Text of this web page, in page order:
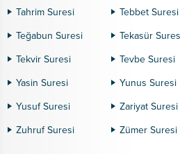
Tahrim Suresi
Tebbet Suresi
Teğabun Suresi
Tekasür
Tekvir Suresi
Tevbe Suresi
Yasin Suresi
Yunus Suresi
Yusuf Suresi
Zariyat Suresi
Zuhruf Suresi
Zümer Suresi